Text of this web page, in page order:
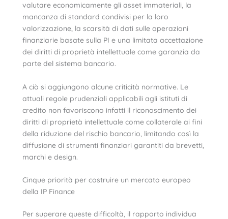
valutare economicamente gli asset immateriali, la
mancanza di standard condivisi per la loro
valorizzazione, la scarsità di dati sulle operazioni
finanziarie basate sulla PI e una limitata accettazione
dei diritti di proprietà intellettuale come garanzia da
parte del sistema bancario.
A ciò si aggiungono alcune criticità normative. Le
attuali regole prudenziali applicabili agli istituti di
credito non favoriscono infatti il riconoscimento dei
diritti di proprietà intellettuale come collaterale ai fini
della riduzione del rischio bancario, limitando così la
diffusione di strumenti finanziari garantiti da brevetti,
marchi e design.
Cinque priorità per costruire un mercato europeo
della IP Finance
Per superare queste difficoltà, il rapporto individua